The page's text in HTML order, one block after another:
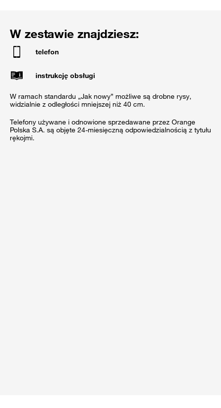
W zestawie znajdziesz:
telefon
instrukcję obsługi
W ramach standardu „Jak nowy” możliwe są drobne rysy,
widzialnie z odległości mniejszej niż 40 cm.
Telefony używane i odnowione sprzedawane przez Orange
Polska S.A. są objęte 24-miesięczną odpowiedzialnością z tytułu
rękojmi.